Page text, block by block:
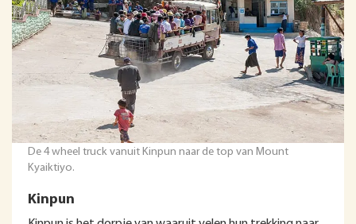
De 4 wheel truck vanuit Kinpun naar de top van Mount
Kyaiktiyo.
Kinpun